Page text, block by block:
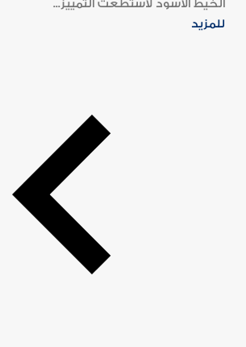
الخيط الأسود لاستطعت التمييز...
للمزيد